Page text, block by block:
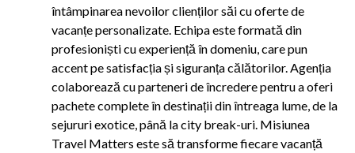
întâmpinarea nevoilor clienților săi cu oferte de
vacanțe personalizate. Echipa este formată din
profesioniști cu experiență în domeniu, care pun
accent pe satisfacția și siguranța călătorilor. Agenția
colaborează cu parteneri de încredere pentru a oferi
pachete complete în destinații din întreaga lume, de la
sejururi exotice, până la city break-uri. Misiunea
Travel Matters este să transforme fiecare vacanță